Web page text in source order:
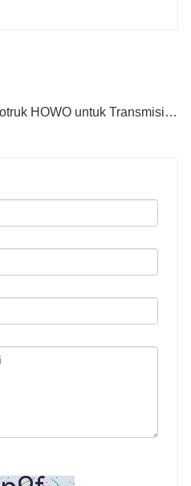
sebelumnya : Pad Brek Sinotruk HOWO untuk Transmisi Wg2229060010